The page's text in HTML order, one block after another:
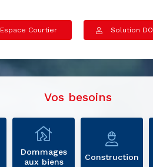
Espace Courtier Solution DO
Vos besoins
Dommages
aux biens
Construction